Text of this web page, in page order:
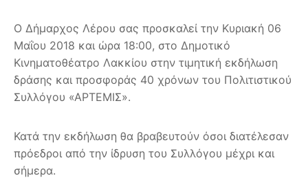
Ο Δήμαρχος Λέρου σας προσκαλεί την Κυριακή 06
Μαΐου 2018 και ώρα 18:00, στο Δημοτικό
Κινηματοθέατρο Λακκίου στην τιμητική εκδήλωση
δράσης και προσφοράς 40 χρόνων του Πολιτιστικού
Συλλόγου «ΑΡΤΕΜΙΣ».
Κατά την εκδήλωση θα βραβευτούν όσοι διατέλεσαν
πρόεδροι από την ίδρυση του Συλλόγου μέχρι και
σήμερα.